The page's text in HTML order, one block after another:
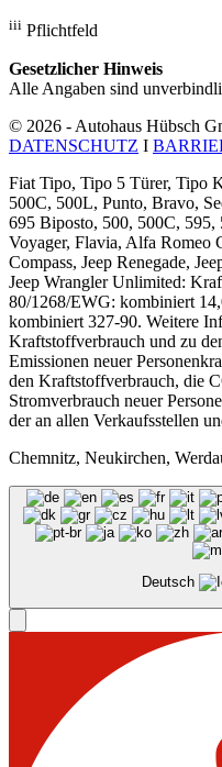
iii Pflichtfeld
Gesetzlicher Hinweis
Alle Angaben sind
© 2026 - Autohaus Hübsch
DATENSCHUTZ I
Fiat Tipo, Tipo 5 Türer, Tipo
500C, 500L, Punto, Bravo,
695 Biposto, 500, 500C,
Voyager, Flavia, Alfa Romeo
Compass, Jeep Renegade,
Jeep Wrangler Unlimited:
80/1268/EWG: kombiniert
kombiniert 327-90. Weitere
Kraftstoffverbrauch und zu
Emissionen neuer
den Kraftstoffverbrauch, die
Stromverbrauch neuer
der an allen Verkaufsstellen
Chemnitz, Neukirchen,
Deutsch